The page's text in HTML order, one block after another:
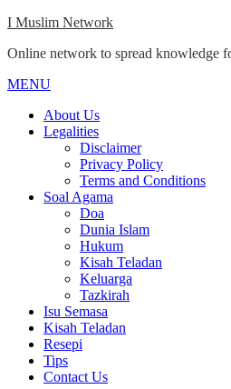
Skip
content
I Muslim Network
Online network to spread knowledge
MENU
Menu
About Us
Legalities
Disclaimer
Privacy Policy
Terms and Conditions
Soal Agama
Doa
Dunia Islam
Hukum
Kisah Teladan
Keluarga
Tazkirah
Isu Semasa
Kisah Teladan
Resepi
Tips
Contact Us